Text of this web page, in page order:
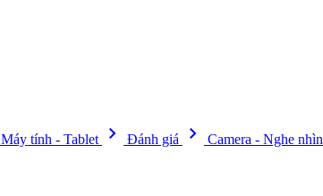
Máy tính - Tablet chevron_right Đánh giá chevron_right Camera - Nghe nhìn